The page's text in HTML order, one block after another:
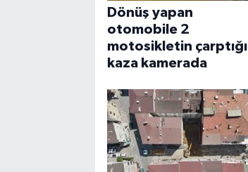
Dönüş yapan
otomobile 2
motosikletin çarptığı
kaza kamerada